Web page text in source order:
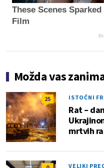
These Scenes
Film
Možda vas
25 ISTOČNI
Rat –
mrtvih
VELIKI